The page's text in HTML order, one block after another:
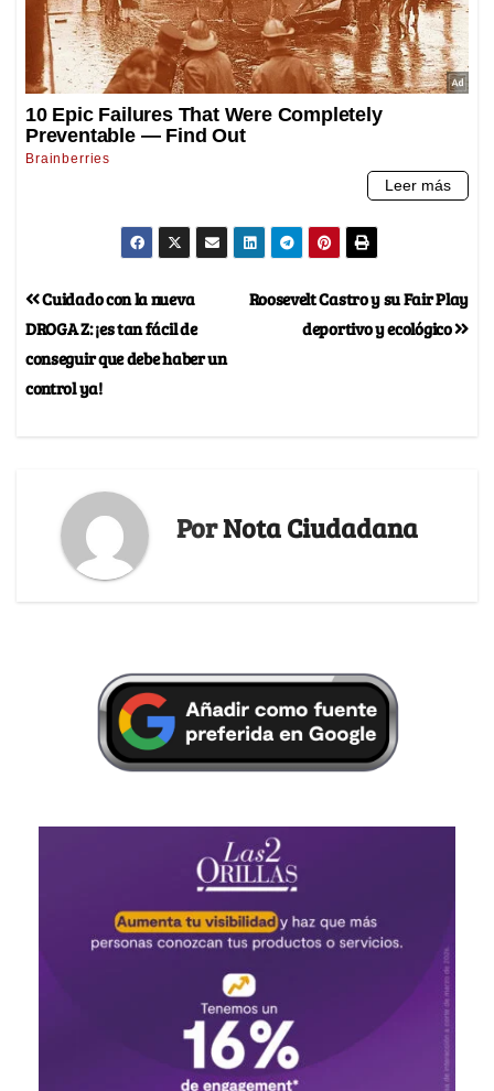
Roosevelt Castro y su Fair Play
deportivo y ecológico
Cuidado con la nueva
DROGA Z: ¡es tan fácil de
conseguir que debe haber un
control ya!
PorNota Ciudadana